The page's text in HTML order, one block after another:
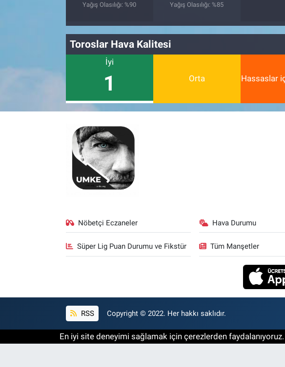
Yağış Olasılığı: %90
Yağış Olasılığı: %85
Toroslar Hava Kalitesi
İyi
1 Orta Hassaslar
Nöbetçi Eczaneler Hava Durumu
Süper Lig Puan Durumu ve Fikstür Tüm Manşetler
RSS Copyright © 2022. Her hakkı saklıdır.
En iyi site deneyimi sağlamak için çerezlerden